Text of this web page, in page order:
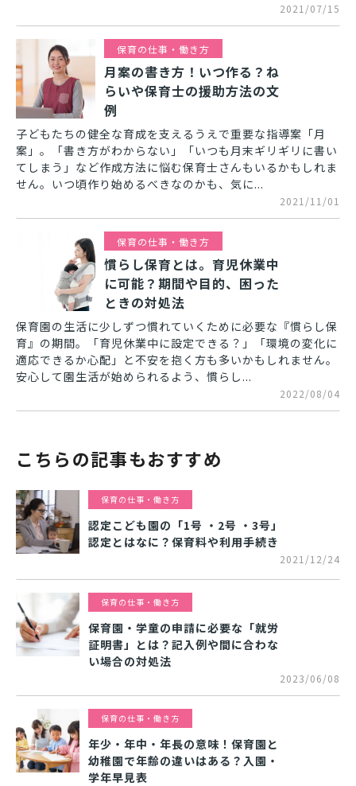
2021/07/15
保育の仕事・働き方
月案の書き方！いつ作る？ね
らいや保育士の援助方法の文
例
子どもたちの健全な育成を支えるうえで重要な指導案「月
案」。「書き方がわからない」「いつも月末ギリギリに書い
てしまう」など作成方法に悩む保育士さんもいるかもしれま
せん。いつ頃作り始めるべきなのかも、気に...
2021/11/01
保育の仕事・働き方
慣らし保育とは。育児休業中
に可能？期間や目的、困った
ときの対処法
保育園の生活に少しずつ慣れていくために必要な『慣らし保
育』の期間。「育児休業中に設定できる？」「環境の変化に
適応できるか心配」と不安を抱く方も多いかもしれません。
安心して園生活が始められるよう、慣らし...
2022/08/04
こちらの記事もおすすめ
保育の仕事・働き方
認定こども園の「1号 ・2号 ・3号」
認定とはなに？保育料や利用手続き
2021/12/24
保育の仕事・働き方
保育園・学童の申請に必要な「就労
証明書」とは？記入例や間に合わな
い場合の対処法
2023/06/08
保育の仕事・働き方
年少・年中・年長の意味！保育園と
幼稚園で年齢の違いはある？入園・
学年早見表